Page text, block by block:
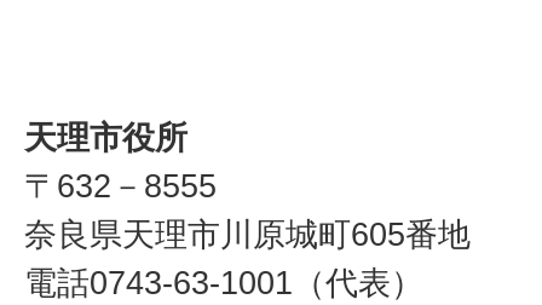
天理市役所
〒632－8555
奈良県天理市川原城町605番地
電話0743-63-1001（代表）